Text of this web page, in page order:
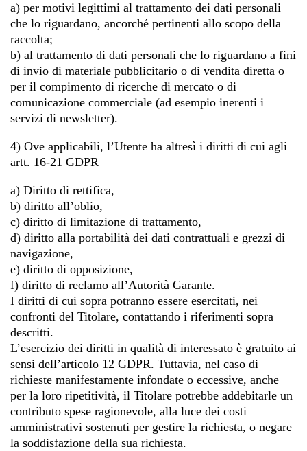
a) per motivi legittimi al trattamento dei dati personali
che lo riguardano, ancorché pertinenti allo scopo della
raccolta;
b) al trattamento di dati personali che lo riguardano a fini
di invio di materiale pubblicitario o di vendita diretta o
per il compimento di ricerche di mercato o di
comunicazione commerciale (ad esempio inerenti i
servizi di newsletter).
4) Ove applicabili, l’Utente ha altresì i diritti di cui agli
artt. 16-21 GDPR
a) Diritto di rettifica,
b) diritto all’oblio,
c) diritto di limitazione di trattamento,
d) diritto alla portabilità dei dati contrattuali e grezzi di
navigazione,
e) diritto di opposizione,
f) diritto di reclamo all’Autorità Garante.
I diritti di cui sopra potranno essere esercitati, nei
confronti del Titolare, contattando i riferimenti sopra
descritti.
L’esercizio dei diritti in qualità di interessato è gratuito ai
sensi dell’articolo 12 GDPR. Tuttavia, nel caso di
richieste manifestamente infondate o eccessive, anche
per la loro ripetitività, il Titolare potrebbe addebitarle un
contributo spese ragionevole, alla luce dei costi
amministrativi sostenuti per gestire la richiesta, o negare
la soddisfazione della sua richiesta.